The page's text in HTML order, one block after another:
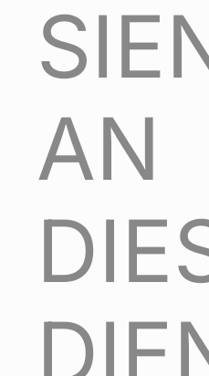
AN